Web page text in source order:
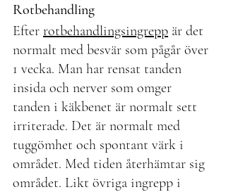
Rotbehandling
Efter rotbehandlingsingrepp är det
normalt med besvär som pågår över
1 vecka. Man har rensat tanden
insida och nerver som omger
tanden i käkbenet är normalt sett
irriterade. Det är normalt med
tuggömhet och spontant värk i
området. Med tiden återhämtar sig
området. Likt övriga ingrepp i